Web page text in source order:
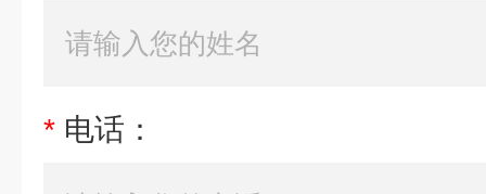
* 电话：